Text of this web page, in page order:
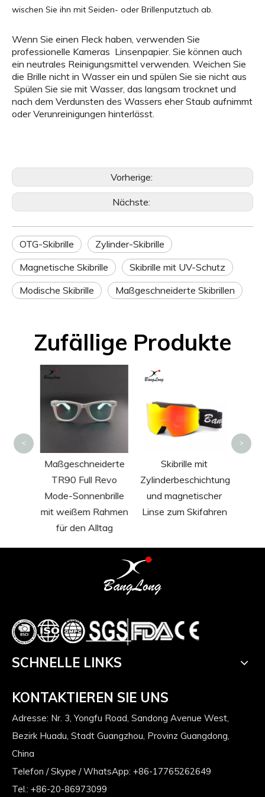
wischen Sie ihn mit Seiden- oder Brillenputztuch ab.
Wenn Sie einen Fleck haben, verwenden Sie
professionelle Kameras Linsenpapier. Sie können auch
ein neutrales Reinigungsmittel verwenden. Weichen Sie
die Brille nicht in Wasser ein und spülen Sie sie nicht aus
Spülen Sie sie mit Wasser, das langsam trocknet und
nach dem Verdunsten des Wassers eher Staub aufnimmt
oder Verunreinigungen hinterlässt.
Vorherige:
Nächste:
OTG-Skibrille
Zylinder-Skibrille
Magnetische Skibrille
Skibrille mit UV-Schutz
Modische Skibrille
Maßgeschneiderte Skibrillen
Zufällige Produkte
Maßgeschneiderte
TR90 Full Revo
Mode-Sonnenbrille
mit weißem Rahmen
für den Alltag
Skibrille mit
Zylinderbeschichtung
und magnetischer
Linse zum Skifahren
< >
SCHNELLE LINKS
KONTAKTIEREN SIE UNS
Adresse: Nr. 3, Yongfu Road, Sandong Avenue West,
Bezirk Huadu, Stadt Guangzhou, Provinz Guangdong,
China
Telefon / Skype / WhatsApp: +86-17765262649
Tel.: +86-20-86973099